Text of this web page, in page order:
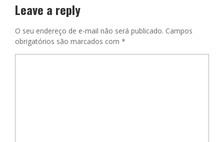
Leave a reply
O seu endereço de e-mail não será publicado. Campos
obrigatórios são marcados com *